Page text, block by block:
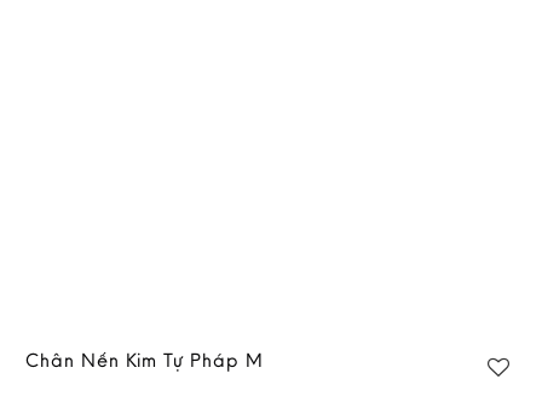
Chân Nến Kim Tự Pháp M